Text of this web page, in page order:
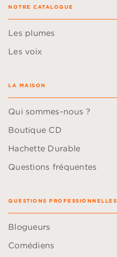
NOTRE CATALOGUE
Les plumes
Les voix
LA MAISON
Qui sommes-nous ?
Boutique CD
Hachette Durable
Questions fréquentes
QUESTIONS PROFESSIONNELLES
Blogueurs
Comédiens